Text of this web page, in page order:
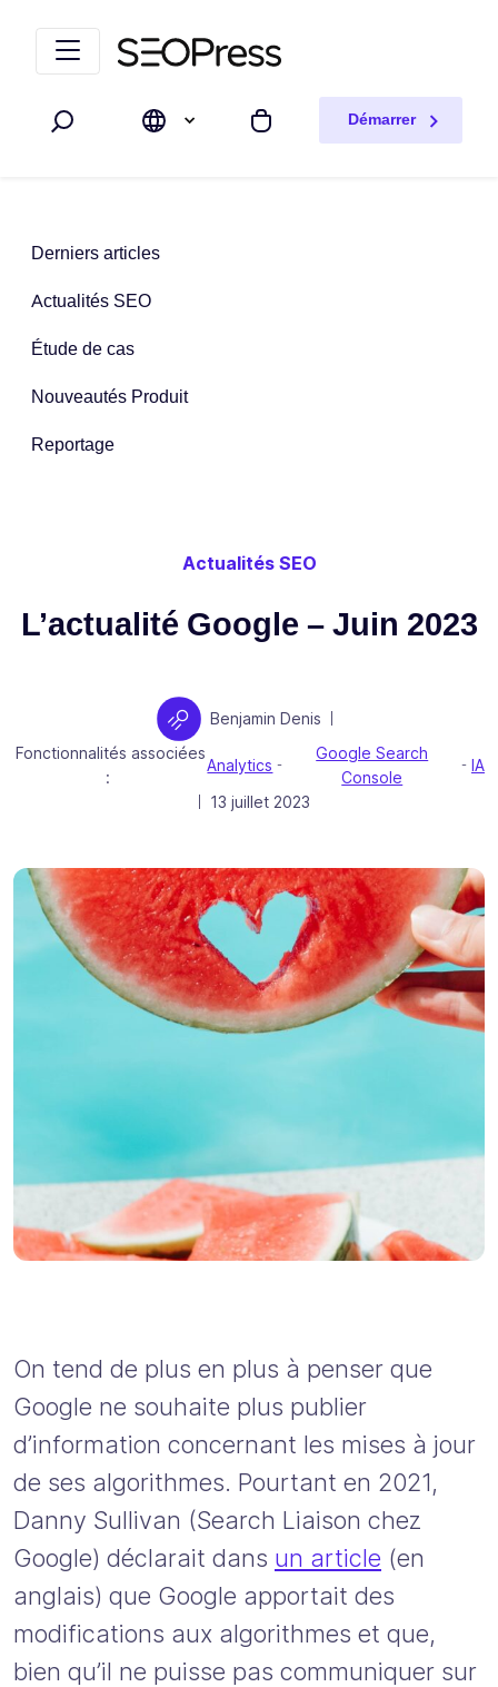
Rechercher Mon panier
Démarrer
Derniers articles
Actualités SEO
Étude de cas
Nouveautés Produit
Reportage
Actualités SEO
L’actualité Google – Juin 2023
Auteur
Benjamin Denis
Fonctionnalités associées
:
Analytics -
Google Search
Console
- IA
Publié le
13 juillet 2023
On tend de plus en plus à penser que
Google ne souhaite plus publier
d’information concernant les mises à jour
de ses algorithmes. Pourtant en 2021,
Danny Sullivan (Search Liaison chez
Google) déclarait dans un article (en
anglais) que Google apportait des
modifications aux algorithmes et que,
bien qu’il ne puisse pas communiquer sur